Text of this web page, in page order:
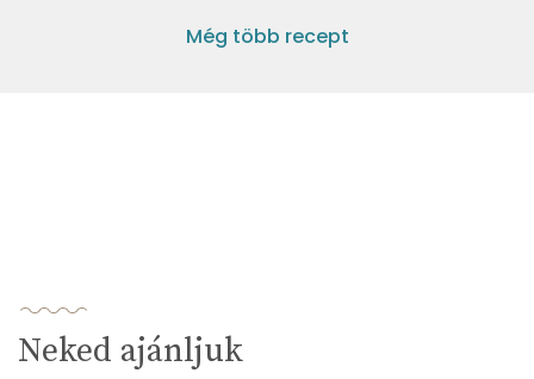
Még több recept
Neked ajánljuk